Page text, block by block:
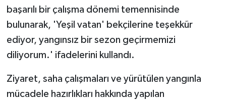
başarılı bir çalışma dönemi temennisinde
bulunarak, 'Yeşil vatan' bekçilerine teşekkür
ediyor, yangınsız bir sezon geçirmemizi
diliyorum.' ifadelerini kullandı.
Ziyaret, saha çalışmaları ve yürütülen yangınla
mücadele hazırlıkları hakkında yapılan